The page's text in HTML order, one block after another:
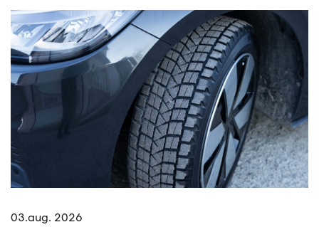
03.aug. 2026